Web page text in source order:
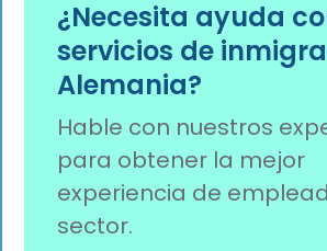
activación del seguro médico y
del permiso de residencia.
pero el empleado debe estar
Alemania cuando se presente el
documentos:
Pasaporte válido o
nacional de identidad
firmada por el
proveedor del
Formulario de inscripción
¿Necesita ayuda
servicios de
Alemania?
Hable con nuestros
para obtener la mejor
experiencia de
sector.